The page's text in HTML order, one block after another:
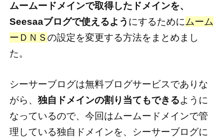
ムームードメインで取得したドメインを、
Seesaaブログで使えるよう にするためにムーム
ーＤＮＳの設定を変更する方法をまとめまし
た。
シーサーブログは無料ブログサービスでありな
がら、 独自ドメインの割り当てもできるように
なっているので、今回はムームードメインで管
理している独自ドメインを、シーサーブログに